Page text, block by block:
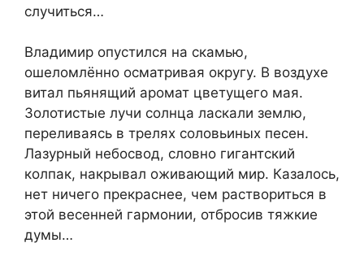
случиться…
Владимир опустился на скамью,
ошеломлённо осматривая округу. В воздухе
витал пьянящий аромат цветущего мая.
Золотистые лучи солнца ласкали землю,
переливаясь в трелях соловьиных песен.
Лазурный небосвод, словно гигантский
колпак, накрывал оживающий мир. Казалось,
нет ничего прекраснее, чем раствориться в
этой весенней гармонии, отбросив тяжкие
думы…